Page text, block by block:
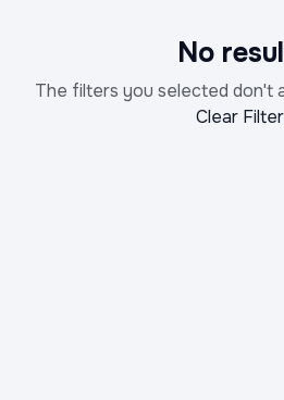
No
The filters you selected don't
Clear